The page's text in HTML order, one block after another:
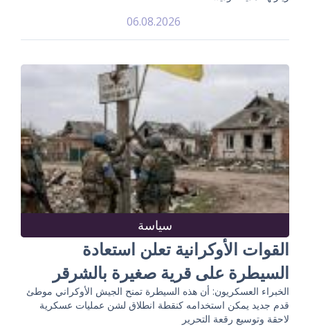
06.08.2026
سياسة
القوات الأوكرانية تعلن استعادة
السيطرة على قرية صغيرة بالشرقر
الخبراء العسكريون: أن هذه السيطرة تمنح الجيش الأوكراني موطئ
قدم جديد يمكن استخدامه كنقطة انطلاق لشن عمليات عسكرية
لاحقة وتوسيع رقعة التحرير